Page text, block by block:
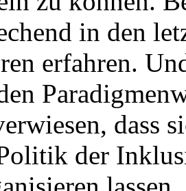
in den
erfahren.
dass
der